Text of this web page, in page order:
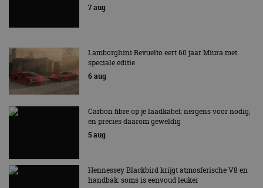
7 aug
Lamborghini Revuelto eert 60 jaar Miura met
speciale editie
6 aug
Carbon fibre op je laadkabel: nergens voor nodig,
en precies daarom geweldig
5 aug
Hennessey Blackbird krijgt atmosferische V8 en
handbak: soms is eenvoud leuker